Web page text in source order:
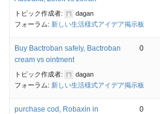
トピック作成者:
dagan
フォーラム: 新しい生活様式アイデア掲示板
Buy Bactroban safely, Bactroban
cream vs ointment
トピック作成者:
dagan
フォーラム: 新しい生活様式アイデア掲示板
0
purchase cod, Robaxin in
0